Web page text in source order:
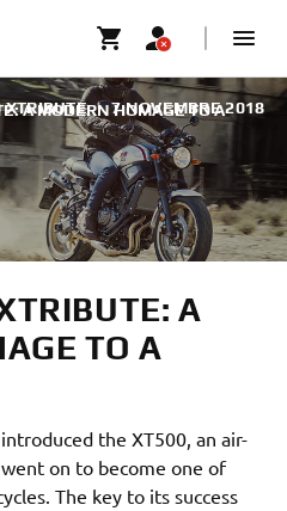
A MODERN HOMAGE TO A
XTRIBUTE | 7 NOVEMBRE 2018
A
TO A
the XT500, an air-
on to become one of
The key to its success